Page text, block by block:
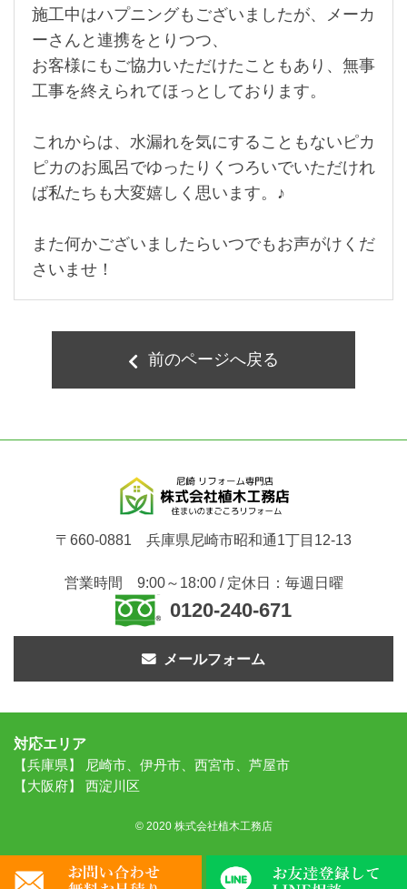
施工中はハプニングもございましたが、メーカ
ーさんと連携をとりつつ、
お客様にもご協力いただけたこともあり、無事
工事を終えられてほっとしております。
これからは、水漏れを気にすることもないピカ
ピカのお風呂でゆったりくつろいでいただけれ
ば私たちも大変嬉しく思います。♪
また何かございましたらいつでもお声がけくだ
さいませ！
前のページへ戻る
〒660-0881 兵庫県尼崎市昭和通1丁目12-13
営業時間 9:00～18:00 / 定休日：毎週日曜
0120-240-671
メールフォーム
対応エリア
【兵庫県】 尼崎市、伊丹市、西宮市、芦屋市
【大阪府】 西淀川区
© 2020 株式会社植木工務店